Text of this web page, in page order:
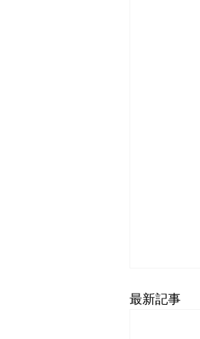
最新記事